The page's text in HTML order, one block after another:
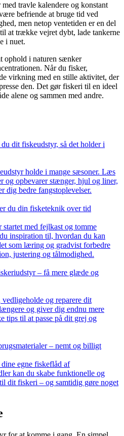
travle kalendere og konstant
befriende at bruge tid ved
men netop ventetiden er en del
at trække vejret dybt, lade tankerne
i nuet.
ophold i naturen sænker
Når du fisker,
virkning med en stille aktivitet, der
den. Det gør fiskeri til en ideel
alene og sammen med andre.
dit fiskeudstyr, så det holder i
holde i mange sæsoner. Læs
og opbevarer stænger, hjul og liner,
dig bedre fangstoplevelser.
du din fisketeknik over tid
startet med fejlkast og tomme
inspiration til, hvordan du kan
som læring og gradvist forbedre
justering og tålmodighed.
– få mere glæde og
og reparere dit
og giver dig endnu mere
tips til at passe på dit grej og
– nemt og billigt
egne fiskeflåd af
kan du skabe funktionelle og
dit fiskeri – og samtidig gøre noget